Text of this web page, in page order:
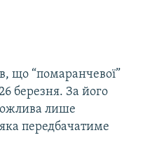
що “помаранчевої”
березня. За його
лише
передбачатиме